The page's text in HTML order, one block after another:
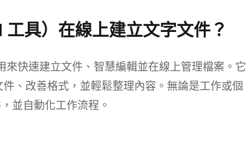
具）在線上建立文字文件？
快速建立文件、智慧編輯並在線上管理檔案。它
、改善格式，並輕鬆整理內容。無論是工作或個
並自動化工作流程。